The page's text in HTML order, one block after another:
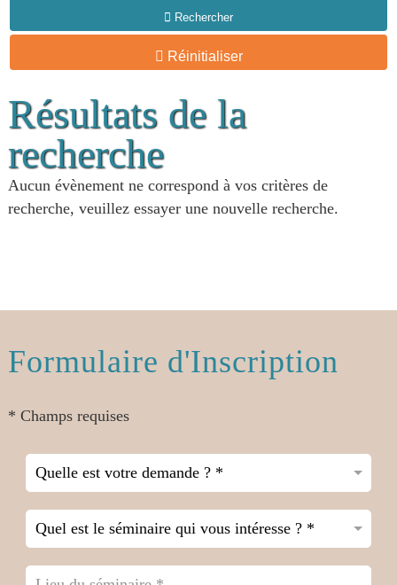
Rechercher
Réinitialiser
Résultats de la
recherche
Aucun évènement ne correspond à vos critères de
recherche, veuillez essayer une nouvelle recherche.
Formulaire d'Inscription
* Champs requises